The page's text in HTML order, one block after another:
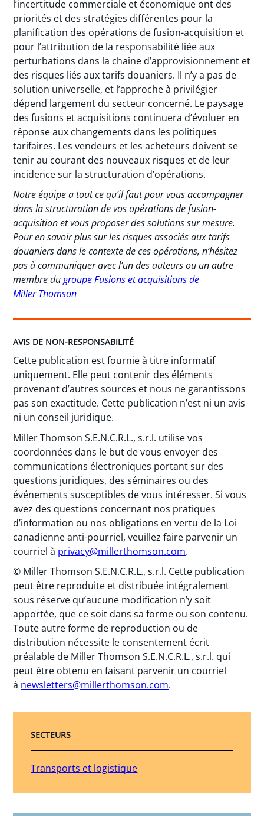
l’incertitude commerciale et économique ont des
priorités et des stratégies différentes pour la
planification des opérations de fusion-acquisition et
pour l’attribution de la responsabilité liée aux
perturbations dans la chaîne d’approvisionnement et
des risques liés aux tarifs douaniers. Il n’y a pas de
solution universelle, et l’approche à privilégier
dépend largement du secteur concerné. Le paysage
des fusions et acquisitions continuera d’évoluer en
réponse aux changements dans les politiques
tarifaires. Les vendeurs et les acheteurs doivent se
tenir au courant des nouveaux risques et de leur
incidence sur la structuration d’opérations.
Notre équipe a tout ce qu’il faut pour vous accompagner
dans la structuration de vos opérations de fusion-
acquisition et vous proposer des solutions sur mesure.
Pour en savoir plus sur les risques associés aux tarifs
douaniers dans le contexte de ces opérations, n’hésitez
pas à communiquer avec l’un des auteurs ou un autre
membre dugroupe Fusions et acquisitions de
Miller Thomson
AVIS DE NON-RESPONSABILITÉ
Cette publication est fournie à titre informatif
uniquement. Elle peut contenir des éléments
provenant d’autres sources et nous ne garantissons
pas son exactitude. Cette publication n’est ni un avis
ni un conseil juridique.
Miller Thomson S.E.N.C.R.L., s.r.l. utilise vos
coordonnées dans le but de vous envoyer des
communications électroniques portant sur des
questions juridiques, des séminaires ou des
événements susceptibles de vous intéresser. Si vous
avez des questions concernant nos pratiques
d’information ou nos obligations en vertu de la Loi
canadienne anti-pourriel, veuillez faire parvenir un
courriel à privacy@millerthomson.com.
© Miller Thomson S.E.N.C.R.L., s.r.l. Cette publication
peut être reproduite et distribuée intégralement
sous réserve qu’aucune modification n’y soit
apportée, que ce soit dans sa forme ou son contenu.
Toute autre forme de reproduction ou de
distribution nécessite le consentement écrit
préalable de Miller Thomson S.E.N.C.R.L., s.r.l. qui
peut être obtenu en faisant parvenir un courriel
à newsletters@millerthomson.com.
SECTEURS
Transports et logistique